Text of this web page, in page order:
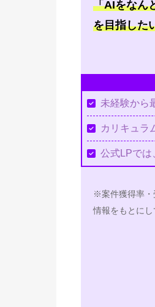
「AIをなん
を目指した
未経験から
カリキュラ
公式LPでは
※案件獲得率・
情報をもとに